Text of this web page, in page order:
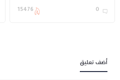
والإسكان والذكاء
0
15476
أضف تعليق